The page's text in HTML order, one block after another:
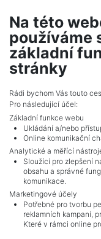
Land for sale /
Želkovice
5,066,084 CZK
Na této
používáme
základní
stránky
Rádi bychom Vás touto
Pro následující účel:
Základní funkce webu
Ukládání a/nebo
Online komunikační
Analytické a měřící
Sloužící pro zlepšení
obsahu a správné
komunikace.
Marketingové účely
Potřebné pro tvorbu
reklamních kampaní,
Které v rámci online